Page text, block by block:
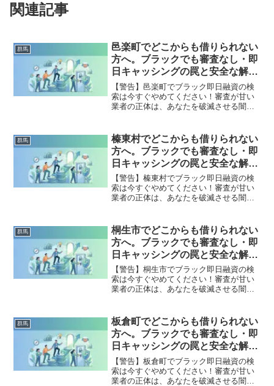
関連記事
群馬
邑楽町でどこからも借りられない
方へ。ブラックでも審査なし・即
日キャッシングの罠と安全な解決
策
【警告】邑楽町でブラック即日融資の検
索は今すぐやめてください！審査が甘い
業者の正体は、あなたを破滅させる闇金
町で違法業者を避け、借金地獄から抜け
出した方々の実体験と確実な解決策を完
全公開。
群馬
榛東村でどこからも借りられない
方へ。ブラックでも審査なし・即
日キャッシングの罠と安全な解決
策
【警告】榛東村でブラック即日融資の検
索は今すぐやめてください！審査が甘い
業者の正体は、あなたを破滅させる闇金
村で違法業者を避け、借金地獄から抜け
出した方々の実体験と確実な解決策を完
全公開。
群馬
桐生市でどこからも借りられない
方へ。ブラックでも審査なし・即
日キャッシングの罠と安全な解決
策
【警告】桐生市でブラック即日融資の検
索は今すぐやめてください！審査が甘い
業者の正体は、あなたを破滅させる闇金
市で違法業者を避け、借金地獄から抜け
出した方々の実体験と確実な解決策を完
全公開。
群馬
板倉町でどこからも借りられない
方へ。ブラックでも審査なし・即
日キャッシングの罠と安全な解決
策
【警告】板倉町でブラック即日融資の検
索は今すぐやめてください！審査が甘い
業者の正体は、あなたを破滅させる闇金